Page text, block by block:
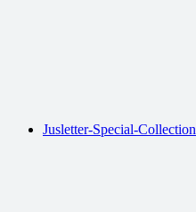
Jusletter-Special-Collection